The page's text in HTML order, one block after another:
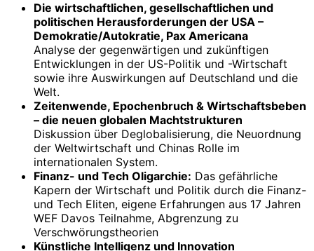
Die wirtschaftlichen, gesellschaftlichen und
politischen Herausforderungen der USA –
Demokratie/Autokratie, Pax Americana
Analyse der gegenwärtigen und zukünftigen
Entwicklungen in der US-Politik und -Wirtschaft
sowie ihre Auswirkungen auf Deutschland und die
Welt.
Zeitenwende, Epochenbruch & Wirtschaftsbeben
– die neuen globalen Machtstrukturen
Diskussion über Deglobalisierung, die Neuordnung
der Weltwirtschaft und Chinas Rolle im
internationalen System.
Finanz- und Tech Oligarchie: Das gefährliche
Kapern der Wirtschaft und Politik durch die Finanz-
und Tech Eliten, eigene Erfahrungen aus 17 Jahren
WEF Davos Teilnahme, Abgrenzung zu
Verschwörungstheorien
Künstliche Intelligenz und Innovation